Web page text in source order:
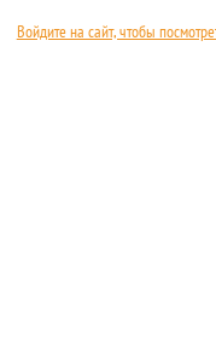
Войдите на сайт, чтобы